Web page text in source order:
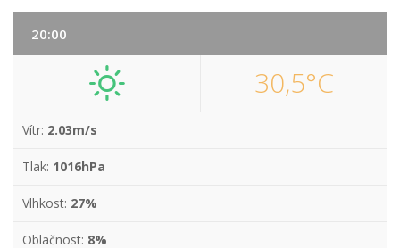
20:00
30,5°C
Vítr: 2.03m/s
Tlak: 1016hPa
Vlhkost: 27%
Oblačnost: 8%